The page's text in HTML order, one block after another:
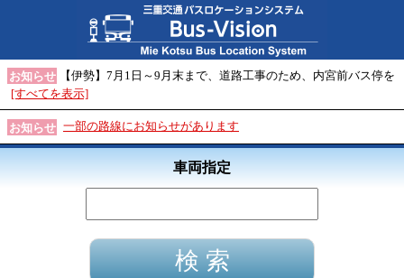
お知らせ
【伊勢】7月1日～9月末まで、道路工事のため、内宮前バス停を
[すべてを表示]
お知らせ 一部の路線にお知らせがあります
車両指定